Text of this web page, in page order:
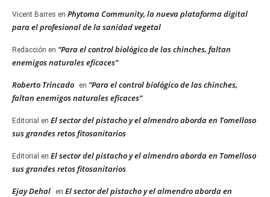
Vicent Barres en Phytoma Community, la nueva plataforma digital
para el profesional de la sanidad vegetal
Redacción en “Para el control biológico de las chinches, faltan
enemigos naturales eficaces”
Roberto Trincado en “Para el control biológico de las chinches,
faltan enemigos naturales eficaces”
Editorial en El sector del pistacho y el almendro aborda en Tomelloso
sus grandes retos fitosanitarios
Editorial en El sector del pistacho y el almendro aborda en Tomelloso
sus grandes retos fitosanitarios
Ejay Dehal en El sector del pistacho y el almendro aborda en